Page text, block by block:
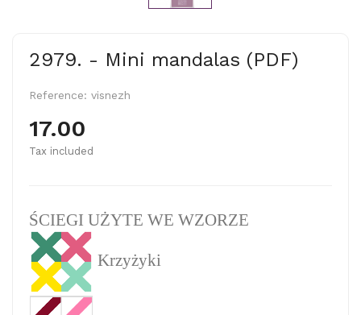
2979. - Mini mandalas (PDF)
Reference: visnezh
17.00
Tax included
ŚCIEGI UŻYTE WE WZORZE
Krzyżyki